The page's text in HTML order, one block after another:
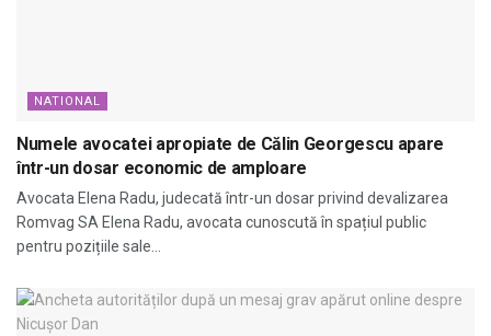
NATIONAL
Numele avocatei apropiate de Călin Georgescu apare
într-un dosar economic de amploare
Avocata Elena Radu, judecată într-un dosar privind devalizarea
Romvag SA Elena Radu, avocata cunoscută în spațiul public
pentru pozițiile sale...